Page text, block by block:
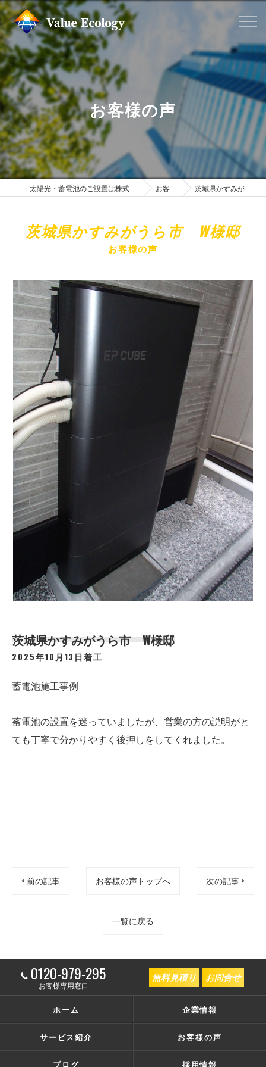
お客様の声
お客様の声 茨城県かすみがうら市 W様邸
お客様の声
茨城県かすみがうら市 W様邸
茨城県かすみがうら市 W様邸
2025年10月13日着工
蓄電池施工事例
蓄電池の設置を迷っていましたが、営業の方の説明がと
ても丁寧で分かりやすく後押しをしてくれました。
< 前の記事 お客様の声トップへ 次の記事 >
一覧に戻る
0120-979-295
お客様専用窓口
無料見積り お問合せ
ホーム 企業情報
サービス紹介 お客様の声
ブログ 採用情報